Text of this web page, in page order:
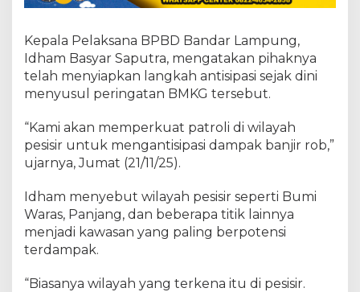
a
R
o
b
Kepala Pelaksana BPBD Bandar Lampung,
Idham Basyar Saputra, mengatakan pihaknya
telah menyiapkan langkah antisipasi sejak dini
menyusul peringatan BMKG tersebut.
“Kami akan memperkuat patroli di wilayah
pesisir untuk mengantisipasi dampak banjir rob,”
ujarnya, Jumat (21/11/25).
Idham menyebut wilayah pesisir seperti Bumi
Waras, Panjang, dan beberapa titik lainnya
menjadi kawasan yang paling berpotensi
terdampak.
“Biasanya wilayah yang terkena itu di pesisir.